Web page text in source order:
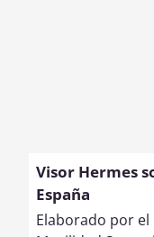
Visor Hermes
España
Elaborado por